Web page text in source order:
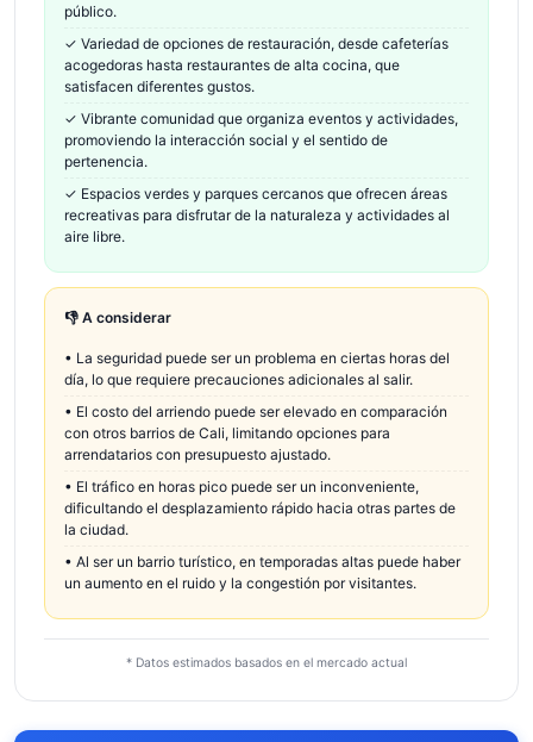
público.
✓ Variedad de opciones de restauración, desde cafeterías
acogedoras hasta restaurantes de alta cocina, que
satisfacen diferentes gustos.
✓ Vibrante comunidad que organiza eventos y actividades,
promoviendo la interacción social y el sentido de
pertenencia.
✓ Espacios verdes y parques cercanos que ofrecen áreas
recreativas para disfrutar de la naturaleza y actividades al
aire libre.
👎 A considerar
• La seguridad puede ser un problema en ciertas horas del
día, lo que requiere precauciones adicionales al salir.
• El costo del arriendo puede ser elevado en comparación
con otros barrios de Cali, limitando opciones para
arrendatarios con presupuesto ajustado.
• El tráfico en horas pico puede ser un inconveniente,
dificultando el desplazamiento rápido hacia otras partes de
la ciudad.
• Al ser un barrio turístico, en temporadas altas puede haber
un aumento en el ruido y la congestión por visitantes.
* Datos estimados basados en el mercado actual